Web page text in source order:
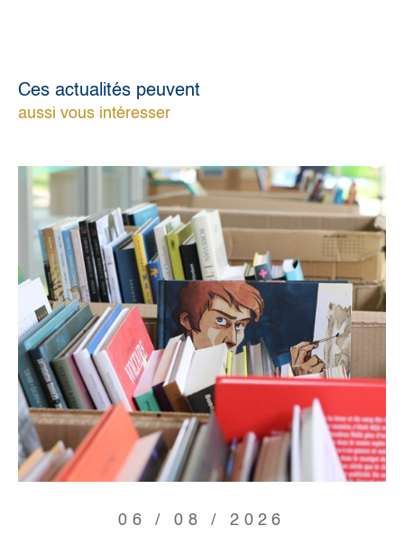
Ces actualités peuvent
aussi vous intéresser
06 / 08 / 2026